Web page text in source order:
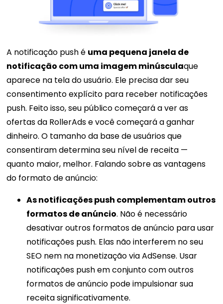
A notificação push é uma pequena janela de
notificação com uma imagem minúsculaque
aparece na tela do usuário. Ele precisa dar seu
consentimento explícito para receber notificações
push. Feito isso, seu público começará a ver as
ofertas da RollerAds e você começará a ganhar
dinheiro. O tamanho da base de usuários que
consentiram determina seu nível de receita —
quanto maior, melhor. Falando sobre as vantagens
do formato de anúncio:
As notificações push complementam outros
formatos de anúncio. Não é necessário
desativar outros formatos de anúncio para usar
notificações push. Elas não interferem no seu
SEO nem na monetização via AdSense. Usar
notificações push em conjunto com outros
formatos de anúncio pode impulsionar sua
receita significativamente.